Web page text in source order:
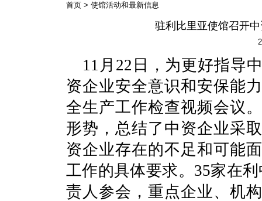
首页 > 使馆活动和最新信息
驻利比里亚使馆召开
11月22日，为更好指导
资企业安全意识和安保能
全生产工作检查视频会议
形势，总结了中资企业采
资企业存在的不足和可能
工作的具体要求。35家在
责人参会，重点企业、机